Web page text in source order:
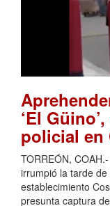
‘El
policial
TORREÓN,
irrumpió la tarde
establecimiento
presunta captura